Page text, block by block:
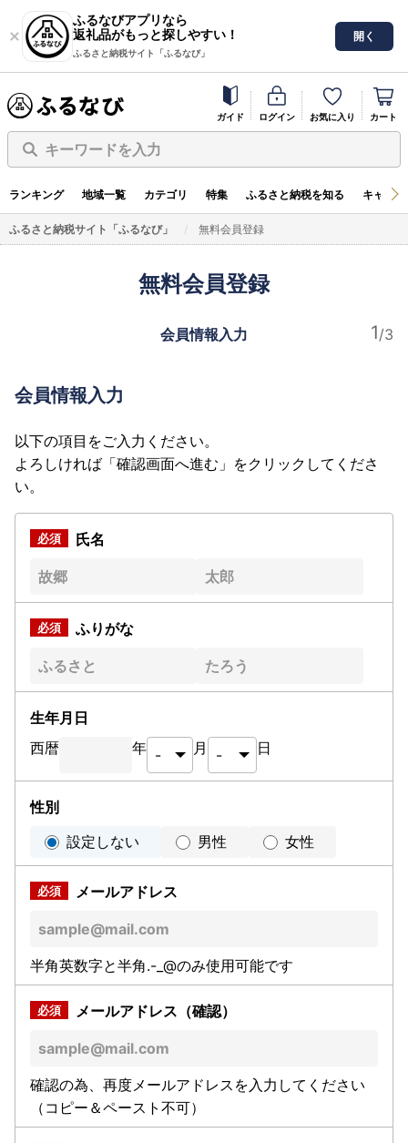
ふるなびアプリなら
返礼品がもっと探しやすい！
ふるさと納税サイト「ふるなび」
開く
ガイド ログイン お気に入り カート
キーワードを入力
ランキング 地域一覧 カテゴリ 特集 ふるさと納税を知る キャン
ふるさと納税サイト「ふるなび」 無料会員登録
無料会員登録
会員情報入力
会員情報入力
以下の項目をご入力ください。
よろしければ「確認画面へ進む」をクリックしてくださ
い。
氏名
ふりがな
生年月日
西暦
年 月 日
性別
設定しない
男性 女性
メールアドレス
半角英数字と半角.-_@のみ使用可能です
メールアドレス（確認）
確認の為、再度メールアドレスを入力してください
（コピー＆ペースト不可）